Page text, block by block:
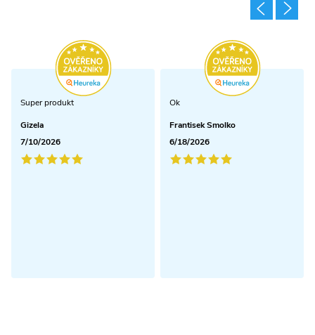
Super produkt
Gizela
7/10/2026
Ok
Frantisek Smolko
6/18/2026